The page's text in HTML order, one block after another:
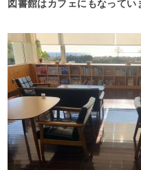
図書館はカフェにもなってい